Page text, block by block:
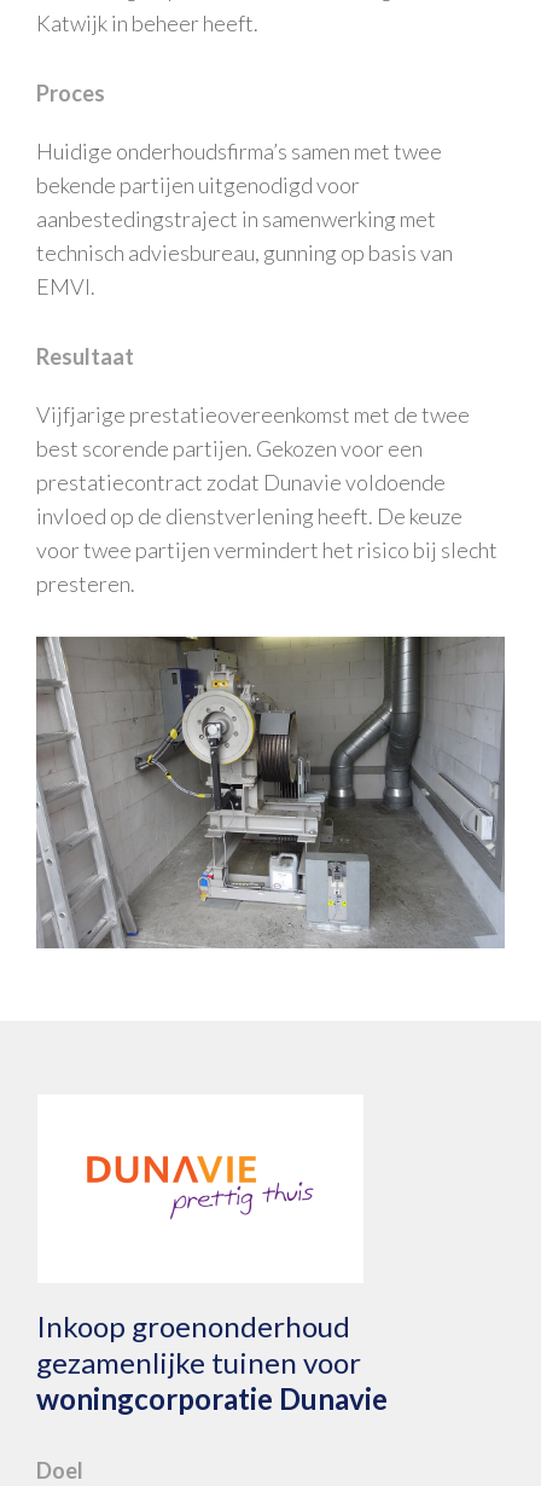
Katwijk in beheer heeft.
Proces
Huidige onderhoudsfirma’s samen met twee
bekende partijen uitgenodigd voor
aanbestedingstraject in samenwerking met
technisch adviesbureau, gunning op basis van
EMVI.
Resultaat
Vijfjarige prestatieovereenkomst met de twee
best scorende partijen. Gekozen voor een
prestatiecontract zodat Dunavie voldoende
invloed op de dienstverlening heeft. De keuze
voor twee partijen vermindert het risico bij slecht
presteren.
Inkoop groenonderhoud
gezamenlijke tuinen voor
woningcorporatie Dunavie
Doel